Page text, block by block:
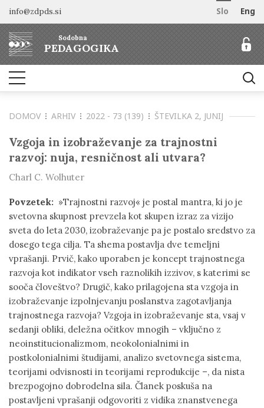
info@zdpds.si Slo Eng
Sodobna
PEDAGOGIKA
DOMOV
O REVIJI
Namen in cilji
Uredništvo
Odprti dostop
ARHIV
NAROČANJE
Naročilo revije
ZA AVTORJE
Navodila avtorjem
Recenzentski postopek
Etika objavljanja
Tematska vabila avtorjem
KONTAKT
DOMOV ARHIV 2022 - 73 (139) ŠTEVILKA 2, JUNIJ
Vzgoja in izobraževanje za trajnostni
razvoj: nuja, resničnost ali utvara?
Charl C. Wolhuter
Povzetek: »Trajnostni razvoj« je postal mantra, ki jo je
svetovna skupnost prevzela kot skupen izraz za vizijo
sveta do leta 2030, izobraževanje pa je postalo sredstvo za
dosego tega cilja. Ta shema postavlja dve temeljni
vprašanji. Prvič, kako uporaben je koncept trajnostnega
razvoja kot indikator vseh raznolikih izzivov, s katerimi se
sooča človeštvo? Drugič, kako prilagojena sta vzgoja in
izobraževanje izpolnjevanju poslanstva zagotavljanja
trajnostnega razvoja? Vzgoja in izobraževanje sta, vsaj v
sedanji obliki, deležna očitkov mnogih – vključno z
neoinstitucionalizmom, neokolonialnimi in
postkolonialnimi študijami, analizo svetovnega sistema,
teorijami odvisnosti in teorijami reprodukcije –, da nista
brezpogojno dobrodelna sila. Članek poskuša na
postavljeni vprašanji odgovoriti z vidika znanstvenega